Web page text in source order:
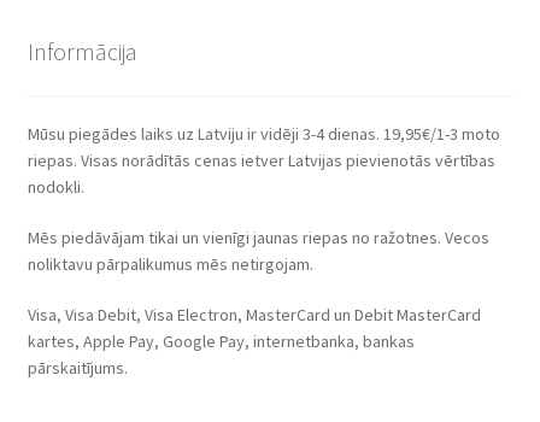
Informācija
Mūsu piegādes laiks uz Latviju ir vidēji 3-4 dienas. 19,95€/1-3 moto
riepas. Visas norādītās cenas ietver Latvijas pievienotās vērtības
nodokli.
Mēs piedāvājam tikai un vienīgi jaunas riepas no ražotnes. Vecos
noliktavu pārpalikumus mēs netirgojam.
Visa, Visa Debit, Visa Electron, MasterCard un Debit MasterCard
kartes, Apple Pay, Google Pay, internetbanka, bankas
pārskaitījums.